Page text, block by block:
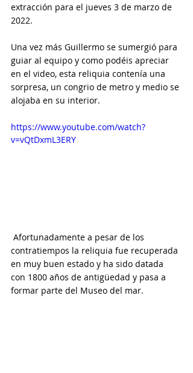
extracción para el jueves 3 de marzo de
2022.
Una vez más Guillermo se sumergió para
guiar al equipo y como podéis apreciar
en el video, esta reliquia contenía una
sorpresa, un congrio de metro y medio se
alojaba en su interior.
https://www.youtube.com/watch?
v=vQtDxmL3ERY
contratiempos la reliquia fue recuperada
en muy buen estado y ha sido datada
con 1800 años de antigüedad y pasa a
formar parte del Museo del mar.